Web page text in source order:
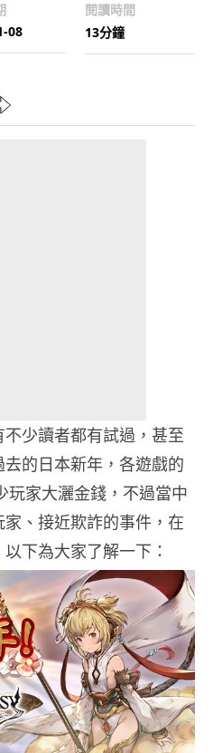
08
閱讀時間
13分鐘
少讀者都有試過，甚至
的日本新年，各遊戲的
玩家大灑金錢，不過當中
、接近欺詐的事件，在
下為大家了解一下：